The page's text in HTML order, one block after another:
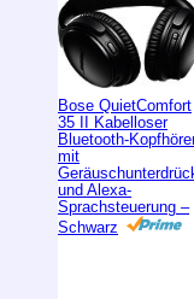
Bose QuietComfort
35 II Kabelloser
Bluetooth-
mit
und Alexa-
Sprachsteuerung –
Schwarz